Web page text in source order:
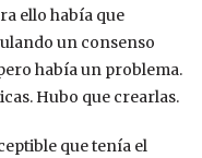
ello había que
un consenso
había un problema.
Hubo que crearlas.
que tenía el